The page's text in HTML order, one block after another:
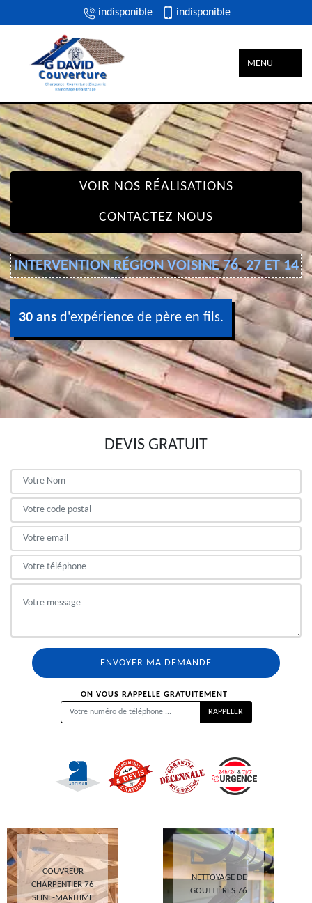
indisponible indisponible
MENU
VOIR NOS RÉALISATIONS
CONTACTEZ NOUS
INTERVENTION RÉGION VOISINE 76, 27 ET 14
30 ans d'expérience de père en fils.
DEVIS GRATUIT
ON VOUS RAPPELLE GRATUITEMENT
COUVREUR
CHARPENTIER 76
SEINE-MARITIME
NETTOYAGE DE
GOUTTIÈRES 76